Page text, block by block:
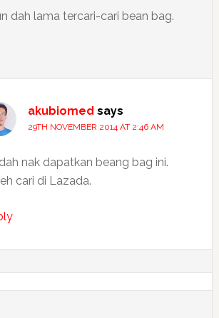
dah lama tercari-cari bean bag.
akubiomed says
29TH NOVEMBER 2014 AT 2:46 AM
nak dapatkan beang bag ini.
cari di Lazada.